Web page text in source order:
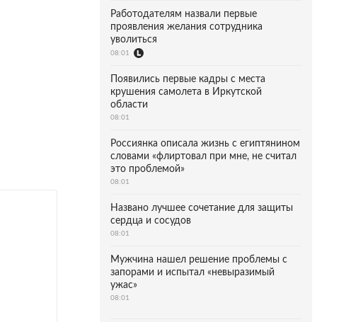
Работодателям назвали первые
проявления желания сотрудника
уволиться
08:01
Появились первые кадры с места
крушения самолета в Иркутской
области
08:01
Россиянка описала жизнь с египтянином
словами «флиртовал при мне, не считал
это проблемой»
08:01
Названо лучшее сочетание для защиты
сердца и сосудов
08:01
Мужчина нашел решение проблемы с
запорами и испытал «невыразимый
ужас»
08:01